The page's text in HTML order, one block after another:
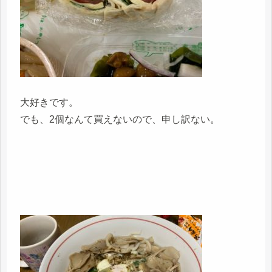
大好きです。
でも、2個なんて買えないので、申し訳ない。